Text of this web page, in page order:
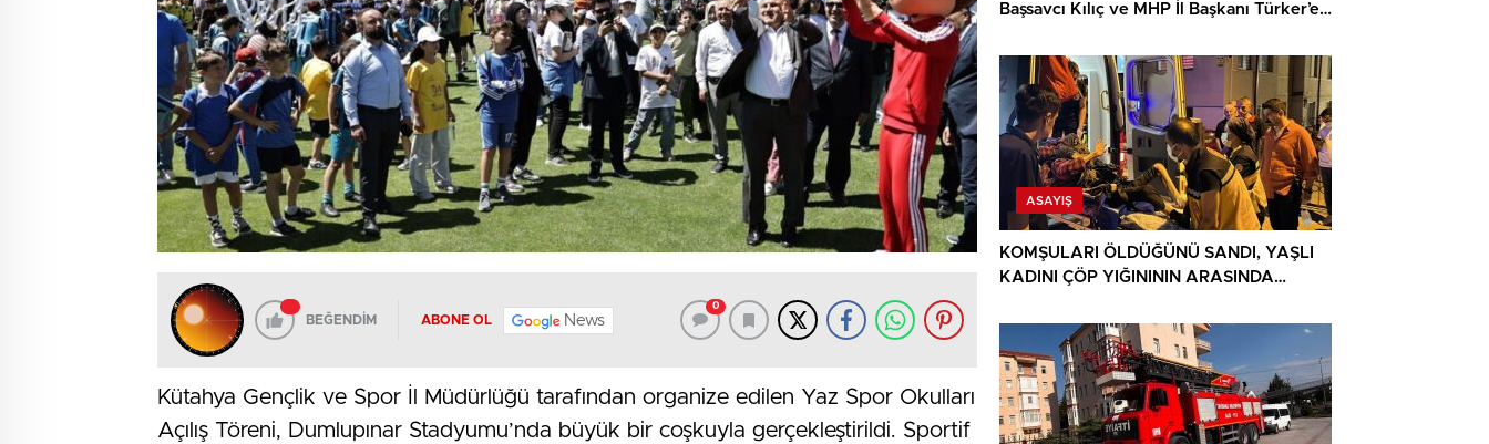
BEĞENDİM ABONE OL News
0
Kütahya Gençlik ve Spor İl Müdürlüğü tarafından organize edilen Yaz Spor Okulları
Açılış Töreni, Dumlupınar Stadyumu’nda büyük bir coşkuyla gerçekleştirildi. Sportif
Başsavcı Kılıç ve MHP İl Başkanı Türker’e
ASAYIŞ
KOMŞULARI ÖLDÜĞÜNÜ SANDI, YAŞLI
KADINI ÇÖP YIĞINININ ARASINDA